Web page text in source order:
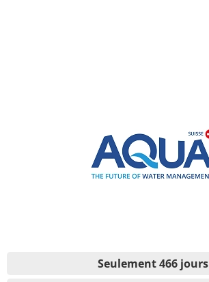
Seulement 466 jours